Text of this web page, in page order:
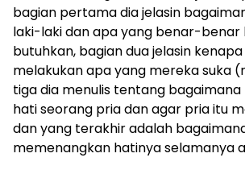
bagian pertama dia jelasin
laki-laki dan apa yang benar-benar
butuhkan, bagian dua jelasin
melakukan apa yang mereka suka
tiga dia menulis tentang
hati seorang pria dan agar pria itu
dan yang terakhir adalah
memenangkan hatinya selamanya